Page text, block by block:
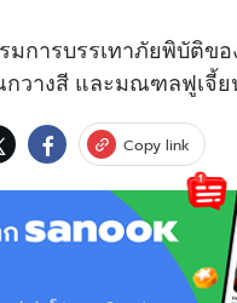
การบรรเทาภัยพิบัติข
วางสี และมณฑลฟูเจี้ย
Copy link